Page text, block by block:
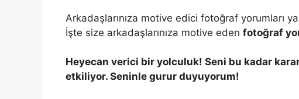
Arkadaşlarınıza motive edici fotoğraf yorumları
İşte size arkadaşlarınıza motive eden fotoğraf
Heyecan verici bir yolculuk! Seni bu kadar
etkiliyor. Seninle gurur duyuyorum!